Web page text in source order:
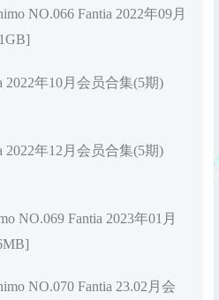
NO.066 Fantia 2022年09月
2022年10月会员合集(5期)
2022年12月会员合集(5期)
NO.069 Fantia 2023年01月
NO.070 Fantia 23.02月会